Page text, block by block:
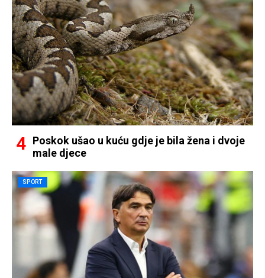
Poskok ušao u kuću gdje je bila žena i dvoje
male djece
SPORT